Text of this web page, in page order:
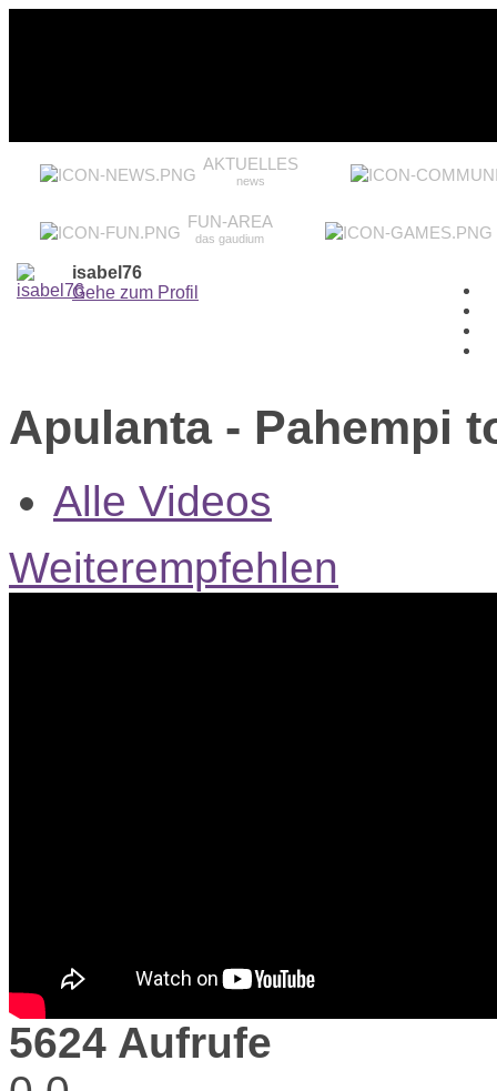
AKTUELLES
news
FUN-AREA
das gaudium
isabel76
Gehe zum Profil
Apulanta - Pahempi
Alle Videos
Weiterempfehlen
5624 Aufrufe